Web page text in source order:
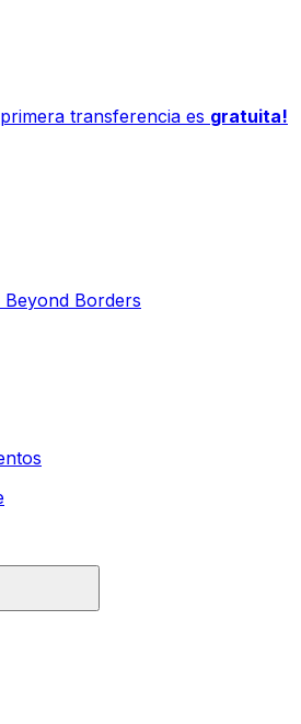
transferencia es gratuita!
Borders